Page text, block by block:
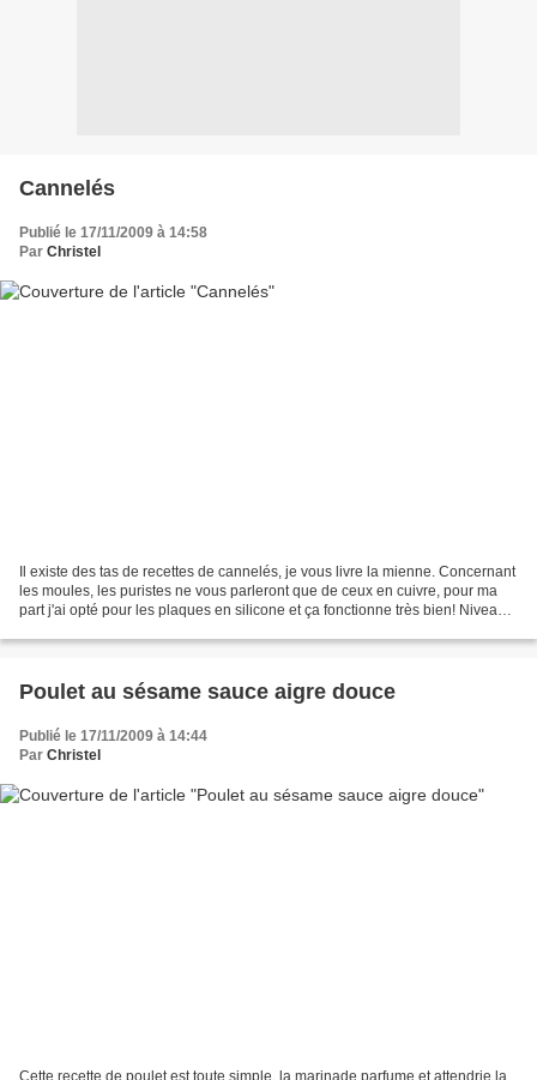
Cannelés
Publié le 17/11/2009 à 14:58
Par Christel
Il existe des tas de recettes de cannelés, je vous livre la mienne. Concernant
les moules, les puristes ne vous parleront que de ceux en cuivre, pour ma
part j'ai opté pour les plaques en silicone et ça fonctionne très bien! Niveau:
Poulet au sésame sauce aigre douce
Publié le 17/11/2009 à 14:44
Par Christel
Cette recette de poulet est toute simple, la marinade parfume et attendrie la